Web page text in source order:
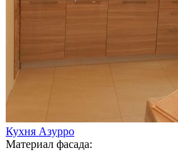
Кухня Азурро
Материал фасада: